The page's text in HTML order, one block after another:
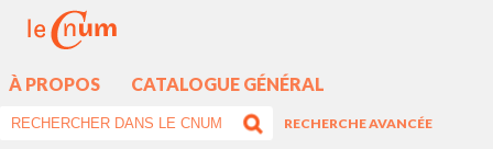
À PROPOS CATALOGUE GÉNÉRAL
RECHERCHE AVANCÉE